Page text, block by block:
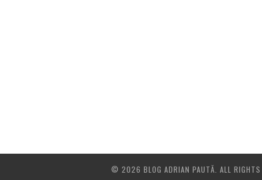
© 2026 BLOG ADRIAN PAUTĂ. ALL RIGHTS